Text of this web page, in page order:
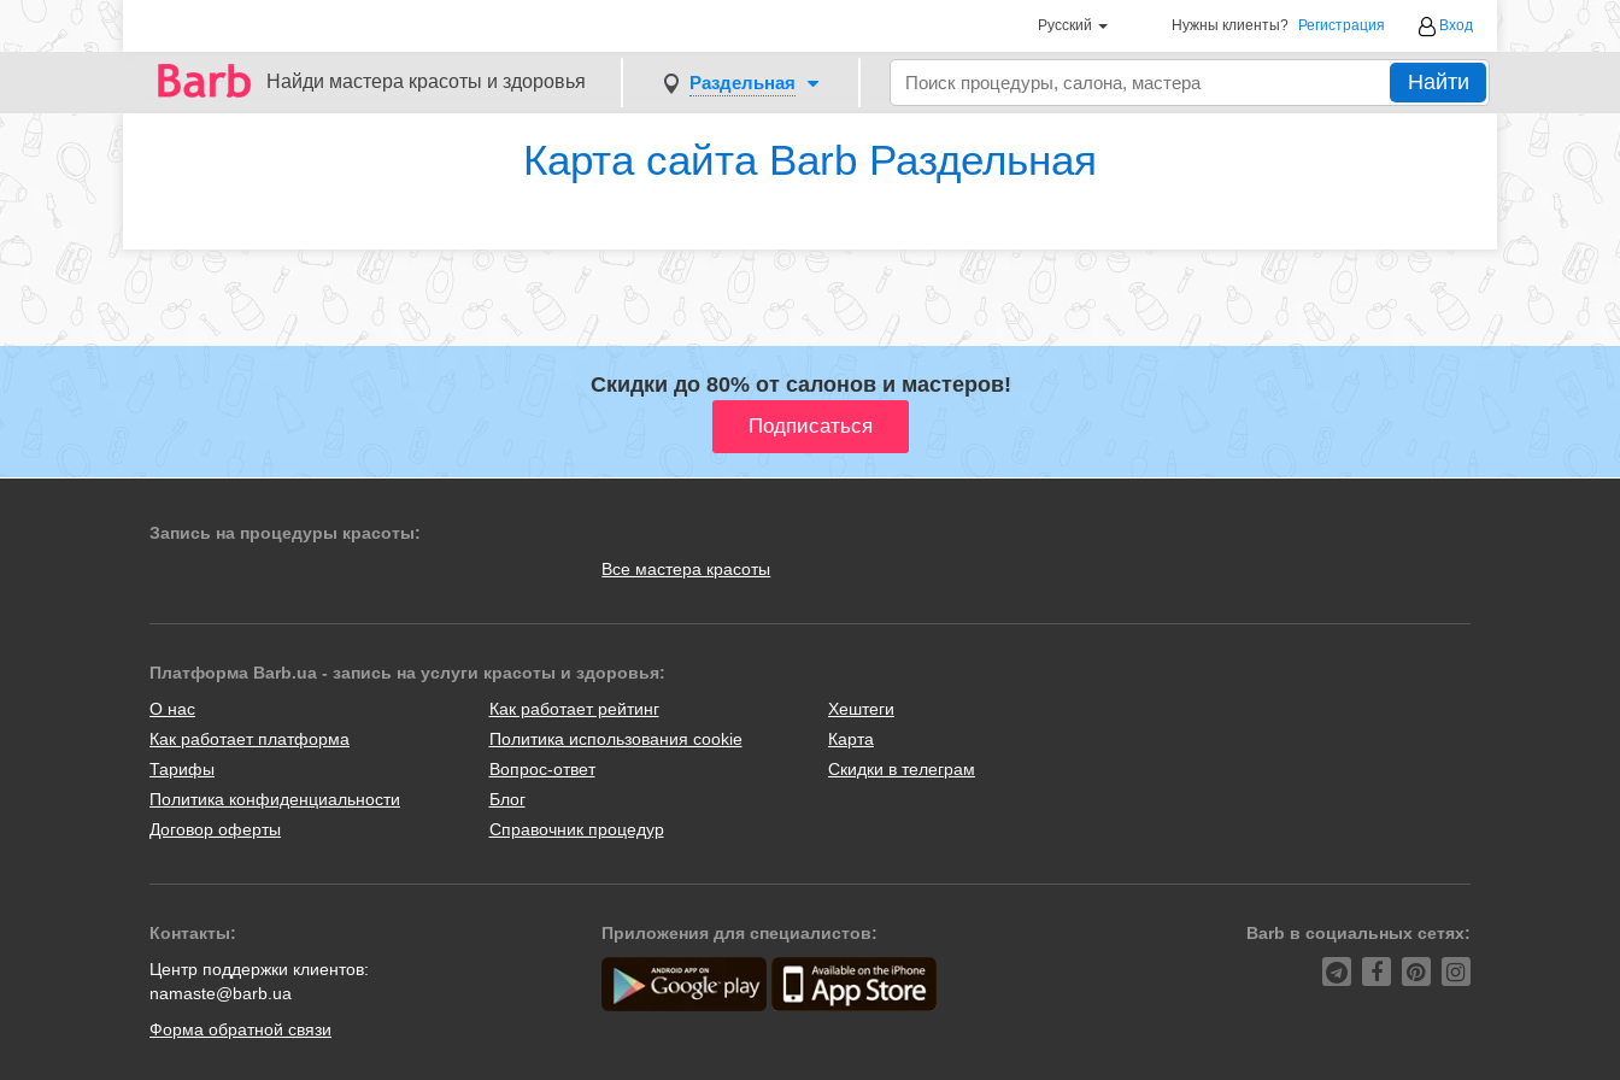
Русский Нужны клиенты? Регистрация Вход
Найди мастера красоты и здоровья Раздельная Найти
Карта сайта Barb Раздельная
Скидки до 80% от салонов и мастеров!
Запись на процедуры красоты:
Все мастера красоты
Платформа Barb.ua - запись на услуги красоты и здоровья:
О нас
Как работает платформа
Тарифы
Политика конфиденциальности
Договор оферты
Как работает рейтинг
Политика использования cookie
Вопрос-ответ
Блог
Справочник процедур
Хештеги
Карта
Скидки в телеграм
Контакты:
Центр поддержки клиентов:
namaste@barb.ua
Форма обратной связи
Приложения для специалистов: Barb в социальных сетях: